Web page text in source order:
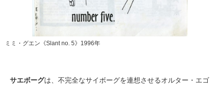
ミミ・グエン《Slant no. 5》1996年
サエボーグは、不完全なサイボーグを連想させるオルター・エゴ